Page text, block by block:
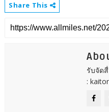
Share This
รับจัด
: